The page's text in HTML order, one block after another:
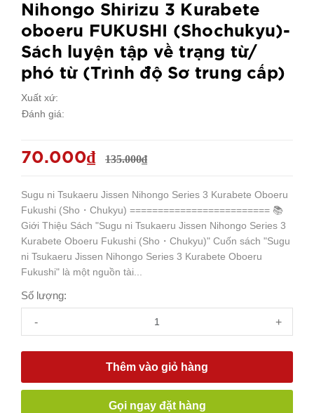
Nihongo Shirizu 3 Kurabete
oboeru FUKUSHI (Shochukyu)-
Sách luyện tập về trạng từ/
phó từ (Trình độ Sơ trung cấp)
Xuất xứ:
Đánh giá:
70.000₫ 135.000₫
Sugu ni Tsukaeru Jissen Nihongo Series 3 Kurabete Oboeru
Fukushi (Sho・Chukyu) ========================= 📚
Giới Thiệu Sách "Sugu ni Tsukaeru Jissen Nihongo Series 3
Kurabete Oboeru Fukushi (Sho・Chukyu)" Cuốn sách "Sugu
ni Tsukaeru Jissen Nihongo Series 3 Kurabete Oboeru
Fukushi" là một nguồn tài...
Số lượng:
- +
Thêm vào giỏ hàng
Gọi ngay đặt hàng